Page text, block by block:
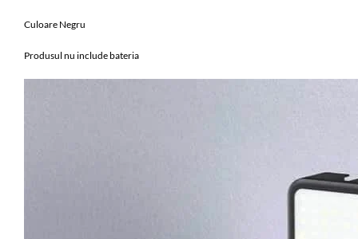
Culoare Negru
Produsul nu include bateria